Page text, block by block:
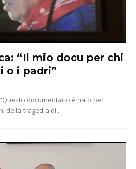
“Il mio docu per chi
o i padri”
documentario è nato per
della tragedia di...